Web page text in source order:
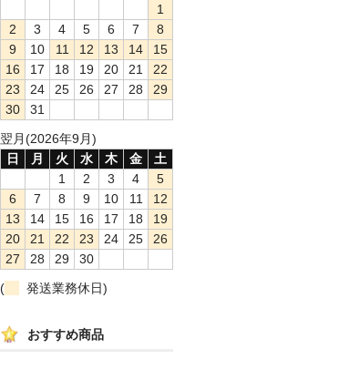
1
2
3 4 5 6 7
8
9
10 11 12 13 14
15
16
17 18 19 20 21
22
23
24 25 26 27 28
29
30
31
翌月(2026年9月)
日
月 火 水 木 金
土
1
2 3 4
5
6
7 8 9 10 11
12
13
14 15 16 17 18
19
20
21 22 23 24 25
26
27
28 29
30
(
発送業務休日)
おすすめ商品